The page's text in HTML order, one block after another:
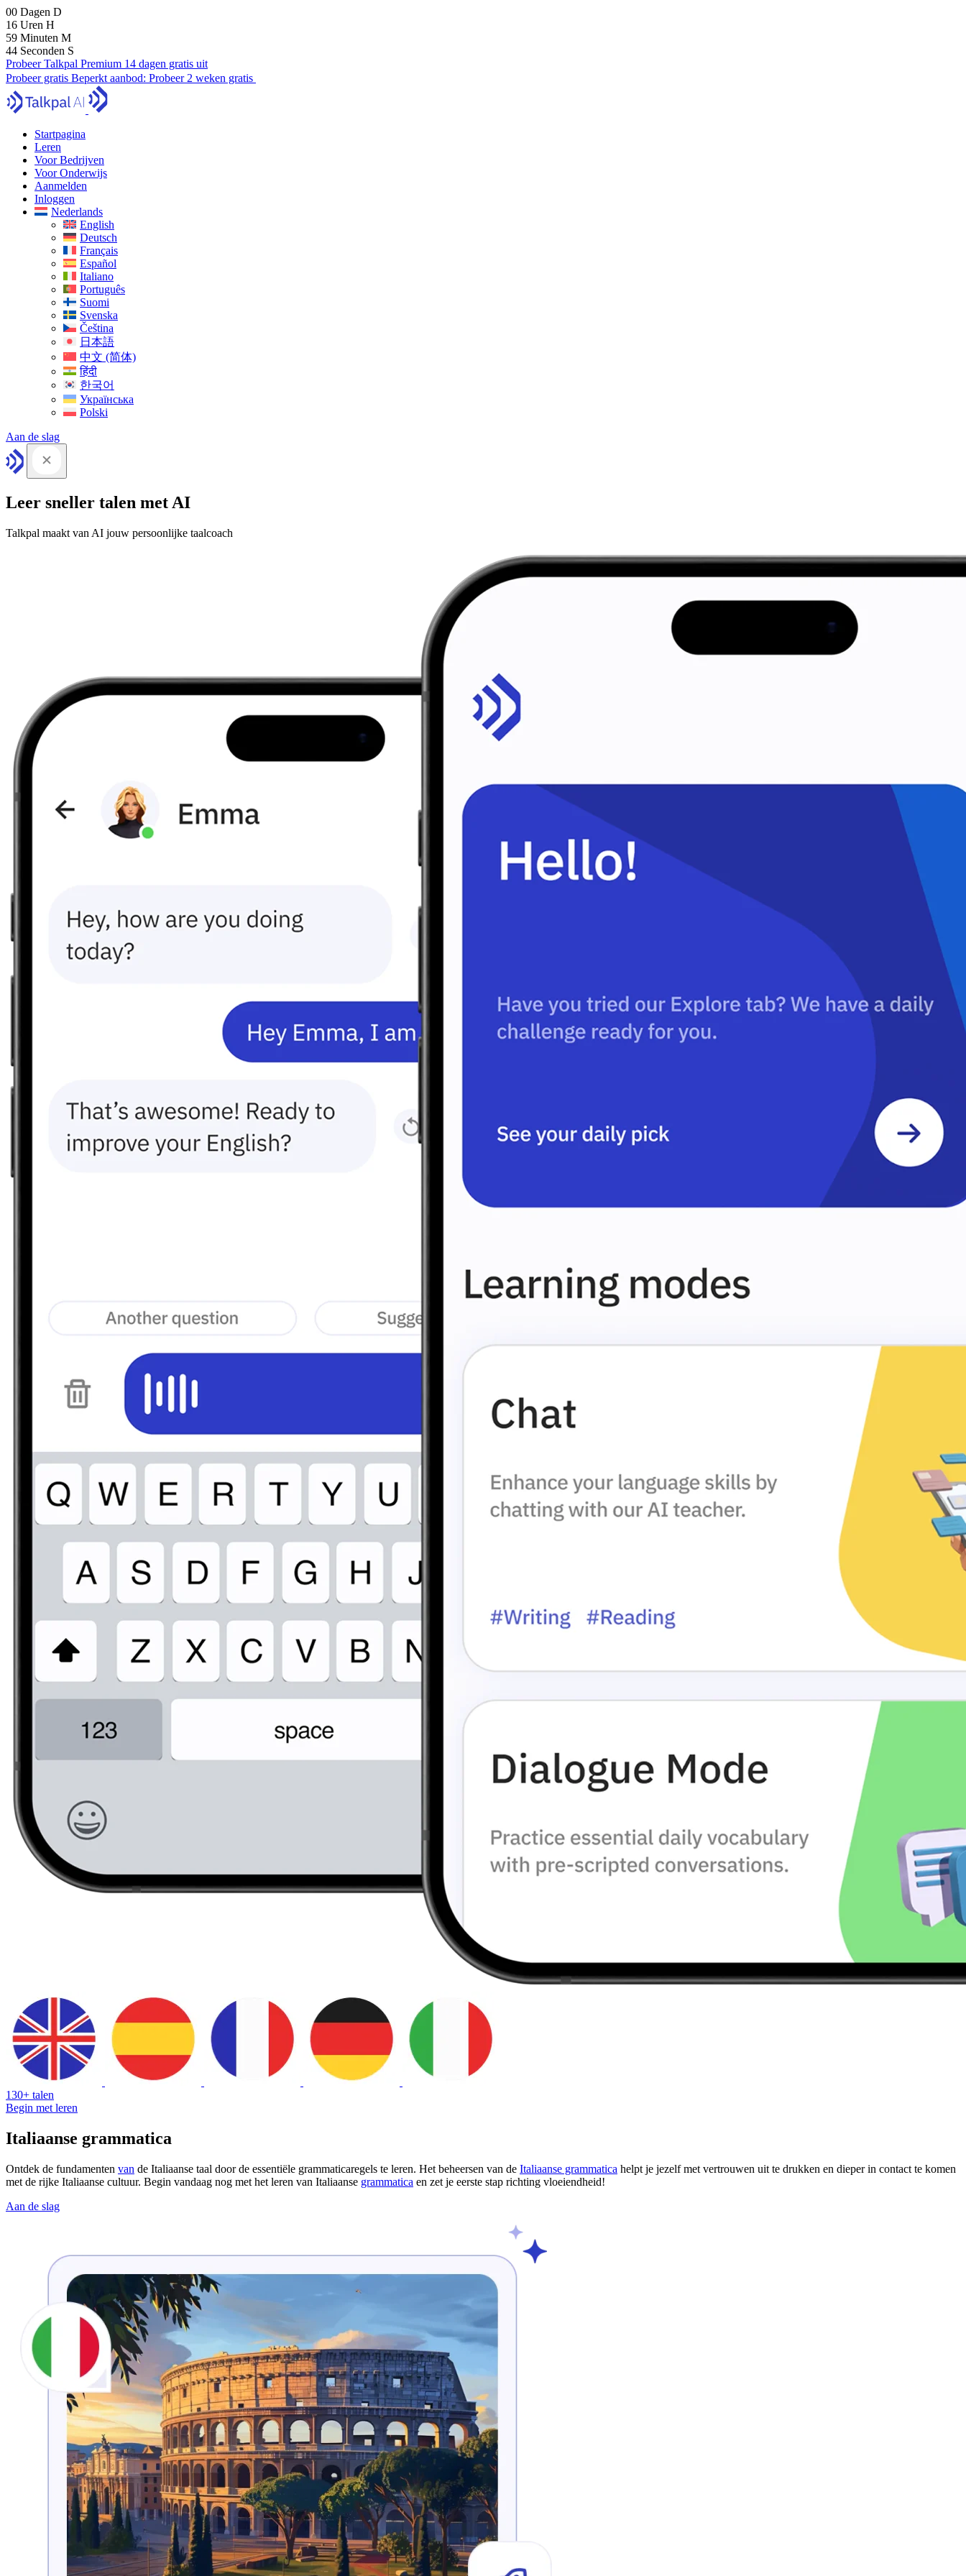
00 Dagen D
16 Uren H
59 Minuten M
43 Seconden S
Probeer Talkpal Premium 14 dagen gratis uit
Probeer gratis Beperkt aanbod: Probeer 2 weken gratis
Startpagina
Leren
Voor Bedrijven
Voor Onderwijs
Aanmelden
Inloggen
Nederlands
English
Deutsch
Français
Español
Italiano
Português
Suomi
Svenska
Čeština
日本語
中文 (简体)
हिंदी
한국어
Українська
Polski
Aan de slag
Leer sneller talen met AI
Talkpal maakt van AI jouw persoonlijke taalcoach
130+ talen
Begin met leren
Italiaanse grammatica
Ontdek de fundamenten van de Italiaanse taal door de essentiële grammaticaregels te leren. Het beheersen van de Italiaanse grammatica helpt je jezelf met vertrouwen uit te drukken en dieper in contact te komen
met de rijke Italiaanse cultuur. Begin vandaag nog met het leren van Italiaanse grammatica en zet je eerste stap richting vloeiendheid!
Aan de slag